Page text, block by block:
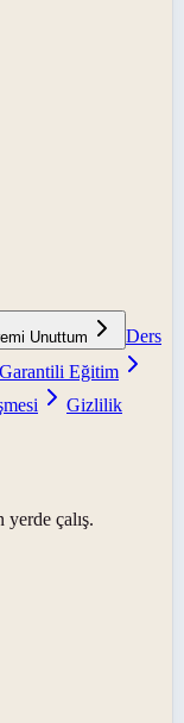
Unuttum
Ders
Garantili Eğitim
Gizlilik
çalış.